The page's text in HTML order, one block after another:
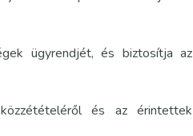
ügyrendjét, és biztosítja az
és az érintettek